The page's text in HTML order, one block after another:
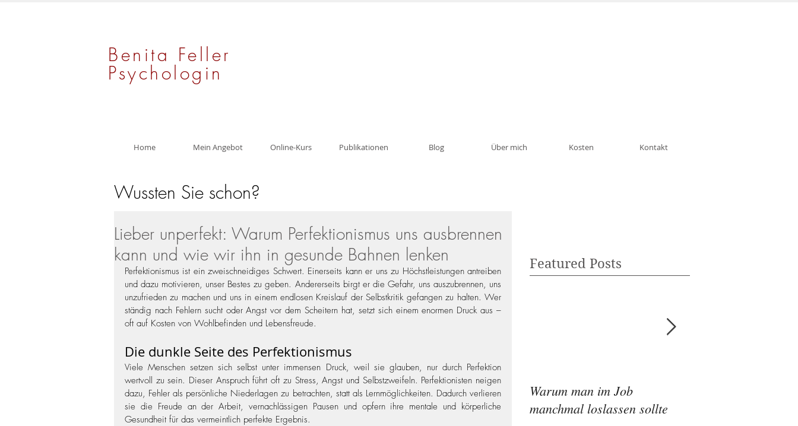
Benita Feller
Psychologin
Home Mein Angebot Online-Kurs Publikationen Blog Über mich Kosten Kontakt
Wussten Sie schon?
Lieber unperfekt: Warum Perfektionismus uns ausbrennen
kann und wie wir ihn in gesunde Bahnen lenken
Perfektionismus ist ein zweischneidiges Schwert. Einerseits kann er uns zu Höchstleistungen antreiben
und dazu motivieren, unser Bestes zu geben. Andererseits birgt er die Gefahr, uns auszubrennen, uns
unzufrieden zu machen und uns in einem endlosen Kreislauf der Selbstkritik gefangen zu halten. Wer
ständig nach Fehlern sucht oder Angst vor dem Scheitern hat, setzt sich einem enormen Druck aus –
oft auf Kosten von Wohlbefinden und Lebensfreude.
Die dunkle Seite des Perfektionismus
Viele Menschen setzen sich selbst unter immensen Druck, weil sie glauben, nur durch Perfektion
wertvoll zu sein. Dieser Anspruch führt oft zu Stress, Angst und Selbstzweifeln. Perfektionisten neigen
dazu, Fehler als persönliche Niederlagen zu betrachten, statt als Lernmöglichkeiten. Dadurch verlieren
sie die Freude an der Arbeit, vernachlässigen Pausen und opfern ihre mentale und körperliche
Gesundheit für das vermeintlich perfekte Ergebnis.
Featured Posts
Warum man im Job
manchmal loslassen sollte